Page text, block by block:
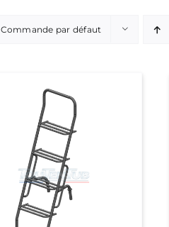
Commande par défaut